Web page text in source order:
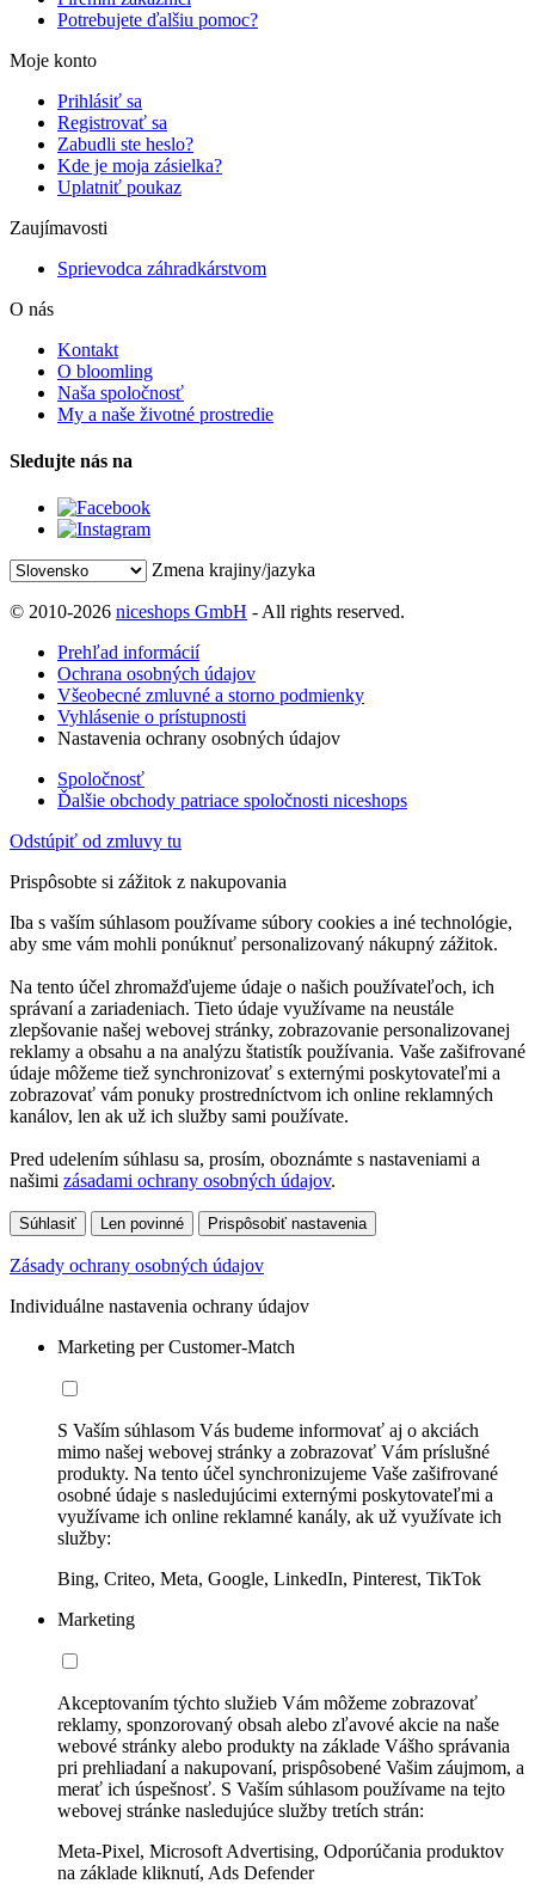
Potrebujete ďalšiu pomoc?
Moje konto
Prihlásiť sa
Registrovať sa
Zabudli ste heslo?
Kde je moja zásielka?
Uplatniť poukaz
Zaujímavosti
Sprievodca záhradkárstvom
O nás
Kontakt
O bloomling
Naša spoločnosť
My a naše životné prostredie
Sledujte nás na
Zmena krajiny/jazyka
© 2010-2026 niceshops GmbH - All rights reserved.
Prehľad informácií
Ochrana osobných údajov
Všeobecné zmluvné a storno podmienky
Vyhlásenie o prístupnosti
Nastavenia ochrany osobných údajov
Spoločnosť
Ďalšie obchody patriace spoločnosti niceshops
Odstúpiť od zmluvy tu
Prispôsobte si zážitok z nakupovania
Iba s vaším súhlasom používame súbory cookies a iné technológie,
aby sme vám mohli ponúknuť personalizovaný nákupný zážitok.
Na tento účel zhromažďujeme údaje o našich používateľoch, ich
správaní a zariadeniach. Tieto údaje využívame na neustále
zlepšovanie našej webovej stránky, zobrazovanie personalizovanej
reklamy a obsahu a na analýzu štatistík používania. Vaše zašifrované
údaje môžeme tiež synchronizovať s externými poskytovateľmi a
zobrazovať vám ponuky prostredníctvom ich online reklamných
kanálov, len ak už ich služby sami používate.
Pred udelením súhlasu sa, prosím, oboznámte s nastaveniami a
našimi zásadami ochrany osobných údajov.
Súhlasiť Len povinné Prispôsobiť nastavenia
Zásady ochrany osobných údajov
Individuálne nastavenia ochrany údajov
Marketing per Customer-Match
S Vaším súhlasom Vás budeme informovať aj o akciách
mimo našej webovej stránky a zobrazovať Vám príslušné
produkty. Na tento účel synchronizujeme Vaše zašifrované
osobné údaje s nasledujúcimi externými poskytovateľmi a
využívame ich online reklamné kanály, ak už využívate ich
služby:
Bing, Criteo, Meta, Google, LinkedIn, Pinterest, TikTok
Marketing
Akceptovaním týchto služieb Vám môžeme zobrazovať
reklamy, sponzorovaný obsah alebo zľavové akcie na naše
webové stránky alebo produkty na základe Vášho správania
pri prehliadaní a nakupovaní, prispôsobené Vašim záujmom, a
merať ich úspešnosť. S Vaším súhlasom používame na tejto
webovej stránke nasledujúce služby tretích strán:
Meta-Pixel, Microsoft Advertising, Odporúčania produktov
na základe kliknutí, Ads Defender